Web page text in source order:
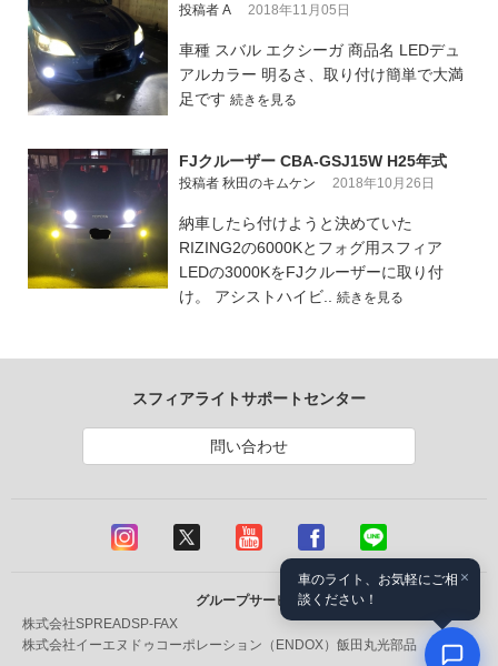
投稿者 A 2018年11月05日
車種 スバル エクシーガ 商品名 LEDデュ
アルカラー 明るさ、取り付け簡単で大満
足です 続きを見る
FJクルーザー CBA-GSJ15W H25年式
投稿者 秋田のキムケン 2018年10月26日
納車したら付けようと決めていた
RIZING2の6000Kとフォグ用スフィア
LEDの3000KをFJクルーザーに取り付
け。 アシストハイビ.. 続きを見る
スフィアライトサポートセンター
問い合わせ
グループサービス
株式会社SPREADSP-FAX
株式会社イーエヌドゥコーポレーション（ENDOX） 飯田丸光部品
×
車のライト、お気軽にご相
談ください！